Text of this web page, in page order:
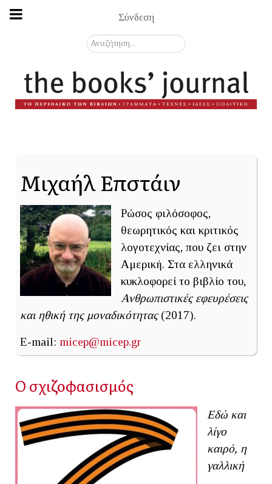
Σύνδεση
Αναζήτηση...
Μιχαήλ Επστάιν
Ρώσος φιλόσοφος,
θεωρητικός και κριτικός
λογοτεχνίας, που ζει στην
Αμερική. Στα ελληνικά
κυκλοφορεί το βιβλίο του,
Ανθρωπιστικές εφευρέσεις
και ηθική της μοναδικότητας(2017).
E-mail: micep@micep.gr
Ο σχιζοφασισμός
Εδώ και
λίγο
καιρό, η
γαλλική